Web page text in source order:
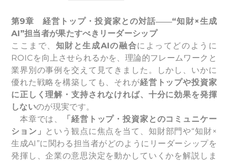
第9章 経営トップ・投資家との対話――“知財×生成
AI”担当者が果たすべきリーダーシップ
ここまで、 知財と生成AIの融合によってどのように
ROICを向上させられるかを、理論的フレームワークと
業界別の事例を交えて見てきました。しかし、いかに
優れた戦略を構築しても、それが経営トップや投資家
に正しく理解・支持されなければ、十分に効果を発揮
しないのが現実です。
本章では、
「経営トップ・投資家とのコミュニケー
ション」
という観点に焦点を当て、知財部門や“知財×
生成AI”に関わる担当者がどのようにリーダーシップを
発揮し、企業の意思決定を動かしていくかを解説しま